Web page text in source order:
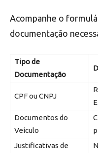
Acompanhe o
documentação
Tipo de
Documentação
CPF ou CNPJ
Documentos do
Veículo
Justificativas de